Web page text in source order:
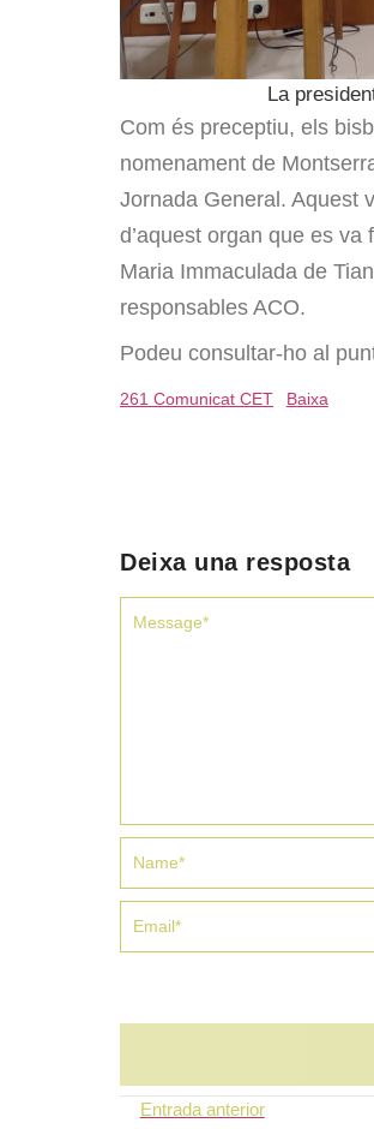
La
Com és preceptiu, els
nomenament de
Jornada General. Aquest
d’aquest organ que es
Maria Immaculada de
responsables ACO.
Podeu consultar-ho al
261 Comunicat CET Baixa
Deixa una resposta
Entrada anterior